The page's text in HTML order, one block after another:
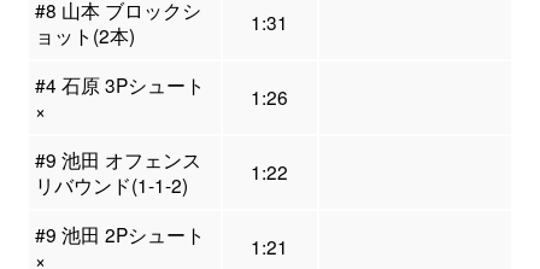
#8 山本 ブロックシ
ョット(2本)
1:31
#4 石原 3Pシュート
×
1:26
#9 池田 オフェンス
リバウンド(1-1-2)
1:22
#9 池田 2Pシュート
×
1:21